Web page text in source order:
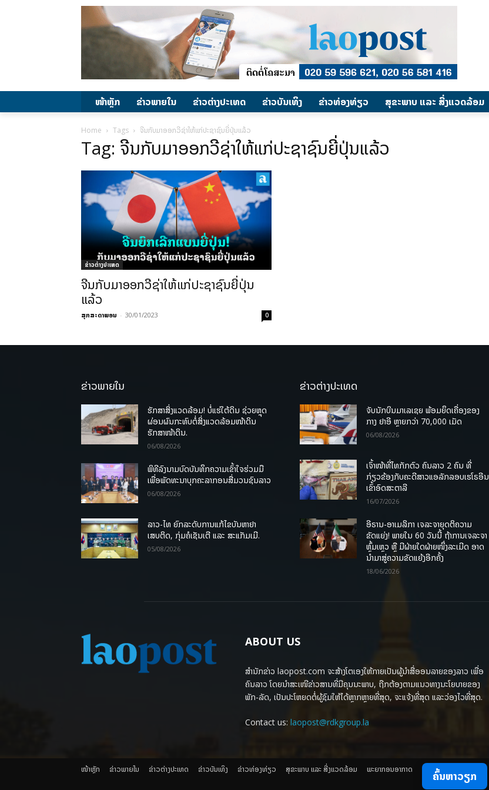
ໜ້າຫຼັກ ຂ່າວພາຍ​ໃນ ຂ່າວຕ່າງປະເທດ ​ຂ່າວບັນເທິງ ​ຂ່າວທ່ອງທ່ຽວ ສຸຂະພາບ ແລະ ສີ່ງແວດລ້ອມ
Home Tags ຈີນກັບມາອອກວີຊ່າໃຫ້ແກ່ປະຊາຊົນຍີ່ປຸ່ນແລ້ວ
Tag: ຈີນກັບມາອອກວີຊ່າໃຫ້ແກ່ປະຊາຊົນຍີ່ປຸ່ນແລ້ວ
ຂ່າວຕ່າງປະເທດ
ຈີນກັບມາອອກວີຊ່າໃຫ້ແກ່ປະຊາຊົນຍີ່ປຸ່ນ
ແລ້ວ
ສຸກສະດາພອນ - 30/01/2023 0
ຂ່າວພາຍໃນ
ຮັກສາສິ່ງແວດລ້ອມ! ບໍ່ແຮ່ໃຕ້ດິນ ຊ່ວຍຫຼຸດ
ຜ່ອນຜົນກະທົບຕໍ່ສິ່ງແວດລ້ອມໜ້າດິນ
ຮັກສາໜ້າດິນ.
06/08/2026
ພິທີລົງນາມບົດບັນທຶກຄວາມເຂົ້າໃຈຮ່ວມມື
ເພື່ອພັດທະນາບຸກຄະລາກອນສື່ມວນຊົນລາວ
06/08/2026
ລາວ-ໄທ ຍົກລະດັບການແກ້ໄຂບັນຫາຢາ
ເສບຕິດ, ກຸ່ມຄໍເຊັນເຕີ ແລະ ສະແກັມເມີ.
05/08/2026
ຂ່າວຕ່າງປະເທດ
ຈັບນັກບິນມາເລເຊຍ ພ້ອມຍຶດເຄື່ອງຂອງ
ກາງ ຢາອີ ຫຼາຍກວ່າ 70,000 ເມັດ
06/08/2026
ເຈົ້າໜ້າທີ່ໄທກັກຕົວ ຄົນລາວ 2 ຄົນ ທີ່
ກ່ຽວຂ້ອງກັບຄະດີສາວແອລັກລອບເຮໂຣອີນ
ເຂົ້າອົດສະຕາລີ
16/07/2026
ອີຣານ-ອາເມລິກາ ເຈລະຈາຍຸດຕິຄວາມ
ຂັດແຍ່ງ! ພາຍໃນ 60 ວັນນີ້ ຖ້າການເຈລະຈາ
ຫຼົ້ມເຫຼວ ຫຼື ມີຝ່າຍໃດຝ່າຍໜຶ່ງລະເມີດ ອາດ
ນໍາມາສູ່ຄວາມຂັດແຍ້ງອີກຄັ້ງ
18/06/2026
ABOUT US
ສຳນັກຂ່າວ laopost.com ຈະສ້າງໂຕເອງໃຫ້ກາຍເປັນຜູ້ນຳສື່ອອນລາຍຂອງລາວ ເພື່ອ
ຄົນລາວ ໂດຍນຳສະເໜີຂ່າວສານທີ່ມີຄຸນນະພາບ, ຖືກຕ້ອງຕາມແນວທາງນະໂຍບາຍຂອງ
ພັກ-ລັດ, ເປັນປະໂຫຍດຕໍ່ຜູ້ຊົມໃຫ້ໄດ້ຫຼາກຫຼາຍທີ່ສຸດ, ຈະແຈ້ງທີ່ສຸດ ແລະວ່ອງໄວທີ່ສຸດ.
Contact us: laopost@rdkgroup.la
ໜ້າຫຼັກ ຂ່າວພາຍ​ໃນ ຂ່າວຕ່າງປະເທດ ​ຂ່າວບັນເທິງ ​ຂ່າວທ່ອງທ່ຽວ ສຸຂະພາບ ແລະ ສີ່ງແວດລ້ອມ ພະຍາກອນອາກາດ ຄົ້ນຫາວຽກ